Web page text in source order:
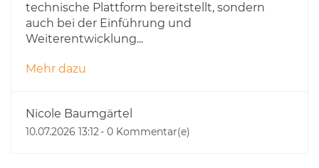
technische Plattform bereitstellt, sondern
auch bei der Einführung und
Weiterentwicklung...
Mehr dazu
Nicole Baumgärtel
10.07.2026 13:12- 0 Kommentar(e)